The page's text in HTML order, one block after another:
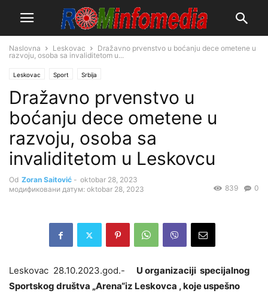
Naslovna Leskovac
Dražavno prvenstvo u boćanju dece ometene u
razvoju, osoba sa invaliditetom u...
Leskovac Sport Srbija
Dražavno prvenstvo u
boćanju dece ometene u
razvoju, osoba sa
invaliditetom u Leskovcu
Od Zoran Saitović - oktobar 28, 2023
модификовани датум: oktobar 28, 2023
0
839
Leskovac 28.10.2023.god.-
U organizaciji specijalnog
Sportskog društva „Arena“iz Leskovca , koje uspešno